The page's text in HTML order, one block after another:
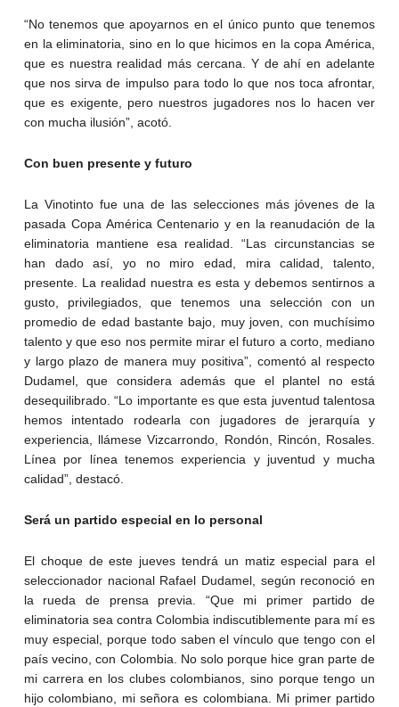
“No tenemos que apoyarnos en el único punto que tenemos
en la eliminatoria, sino en lo que hicimos en la copa América,
que es nuestra realidad más cercana. Y de ahí en adelante
que nos sirva de impulso para todo lo que nos toca afrontar,
que es exigente, pero nuestros jugadores nos lo hacen ver
con mucha ilusión”, acotó.
Con buen presente y futuro
La Vinotinto fue una de las selecciones más jóvenes de la
pasada Copa América Centenario y en la reanudación de la
eliminatoria mantiene esa realidad. “Las circunstancias se
han dado así, yo no miro edad, mira calidad, talento,
presente. La realidad nuestra es esta y debemos sentirnos a
gusto, privilegiados, que tenemos una selección con un
promedio de edad bastante bajo, muy joven, con muchísimo
talento y que eso nos permite mirar el futuro a corto, mediano
y largo plazo de manera muy positiva”, comentó al respecto
Dudamel, que considera además que el plantel no está
desequilibrado. “Lo importante es que esta juventud talentosa
hemos intentado rodearla con jugadores de jerarquía y
experiencia, llámese Vizcarrondo, Rondón, Rincón, Rosales.
Línea por línea tenemos experiencia y juventud y mucha
calidad”, destacó.
Será un partido especial en lo personal
El choque de este jueves tendrá un matiz especial para el
seleccionador nacional Rafael Dudamel, según reconoció en
la rueda de prensa previa. “Que mi primer partido de
eliminatoria sea contra Colombia indiscutiblemente para mí es
muy especial, porque todo saben el vínculo que tengo con el
país vecino, con Colombia. No solo porque hice gran parte de
mi carrera en los clubes colombianos, sino porque tengo un
hijo colombiano, mi señora es colombiana. Mi primer partido